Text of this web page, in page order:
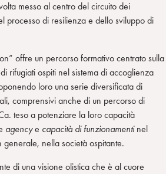
messo al centro del circuito dei
processo di resilienza e dello sviluppo di
offre un percorso formativo centrato sulla
rifugiati ospiti nel sistema di accoglienza
loro una serie diversificata di
comprensivi anche di un percorso di
teso a potenziare la loro capacità
agencye capacità di funzionamenti nel
nella società ospitante.
di una visione olistica che è al cuore